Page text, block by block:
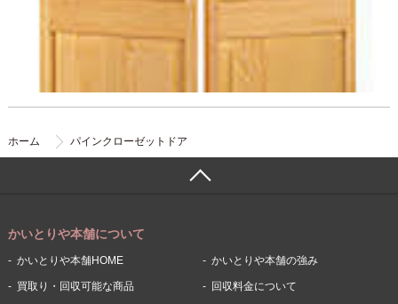
ホーム パインクローゼットドア
かいとりや本舗について
かいとりや本舗HOME かいとりや本舗の強み
買取り・回収可能な商品 回収料金について